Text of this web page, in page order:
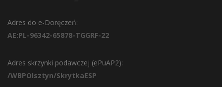
Adres do e-Doręczeń:
AE:PL-96342-65878-TGGRF-22
Adres skrzynki podawczej (ePuAP2):
/WBPOlsztyn/SkrytkaESP